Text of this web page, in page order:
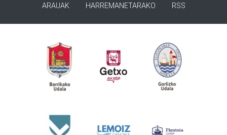
ARAUAK HARREMANETARAKO RSS